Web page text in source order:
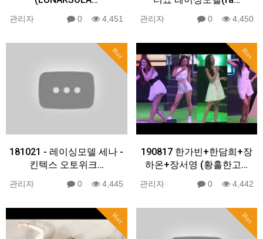
관리자 0 4,451 관리자 0 4,450
Hot
181021 - 레이싱모델 세나 -
킨텍스 오토위크…
관리자 0 4,445
Hot
190817 한가빈+한담희+장
하온+장서영 (황홀한고…
관리자 0 4,442
Hot Hot